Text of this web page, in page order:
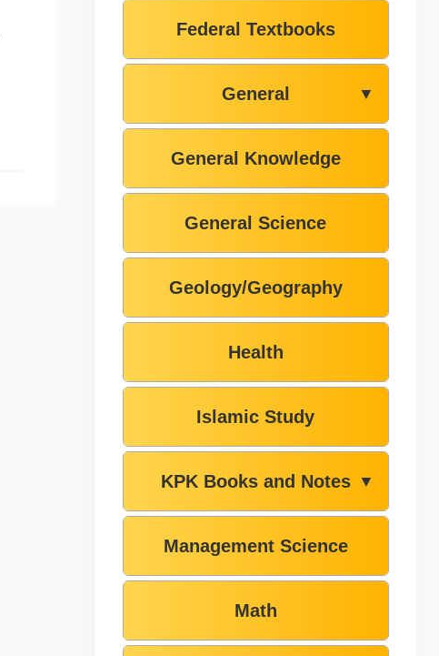
Federal Textbooks
General ▼
General Knowledge
General Science
Geology/Geography
Health
Islamic Study
KPK Books and Notes ▼
Management Science
Math